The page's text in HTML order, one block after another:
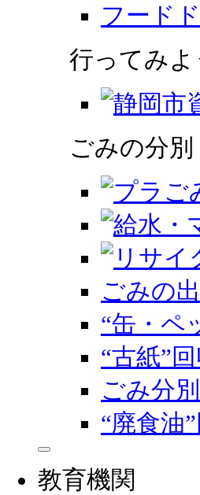
フード
行ってみよ
ごみの分
ごみの
“缶・ペ
“古紙”
ごみ分
“廃食油
教育機関